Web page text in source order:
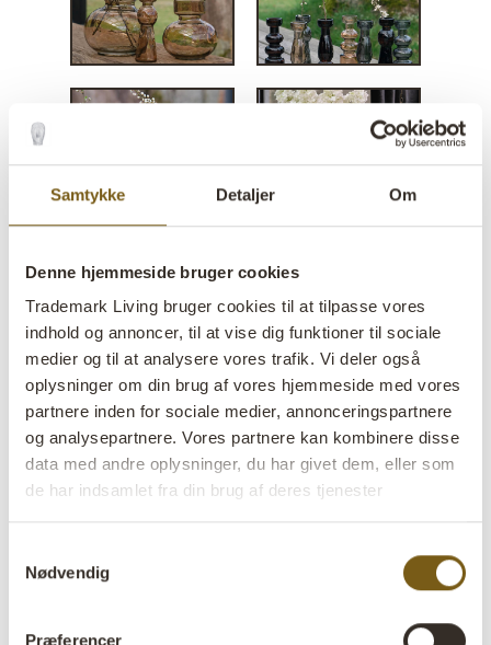
Samtykke Detaljer Om
Denne hjemmeside bruger cookies
Trademark Living bruger cookies til at tilpasse vores
indhold og annoncer, til at vise dig funktioner til sociale
medier og til at analysere vores trafik. Vi deler også
oplysninger om din brug af vores hjemmeside med vores
partnere inden for sociale medier, annonceringspartnere
og analysepartnere. Vores partnere kan kombinere disse
data med andre oplysninger, du har givet dem, eller som
de har indsamlet fra din brug af deres tjenester
Nødvendig
Præferencer
Dias vase - røgfarvet
lens På lager
Varenr: G16142
Colli: 6 Stk
Farve: Røgfarvet
Størrelse: